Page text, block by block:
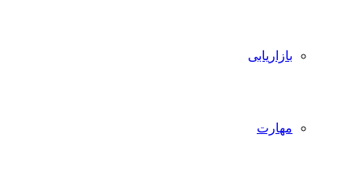
بازاریابی
مهارت